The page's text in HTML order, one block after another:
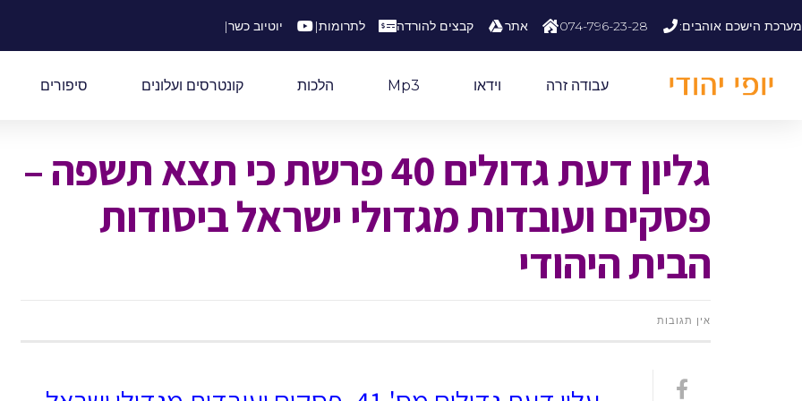
מערכת הישכם אוהבים: 074-796-23-28 אתר קבצים להורדה לתרומות| יוטיוב כשר|
עבודה זרה וידאו Mp3 הלכות קונטרסים ועלונים סיפורים
גליון דעת גדולים 40 פרשת כי תצא תשפה –
פסקים ועובדות מגדולי ישראל ביסודות
הבית היהודי
אין תגובות